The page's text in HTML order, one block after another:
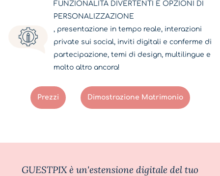
FUNZIONALITÀ DIVERTENTI E OPZIONI DI
PERSONALIZZAZIONE
, presentazione in tempo reale, interazioni
private sui social, inviti digitali e conferme di
partecipazione, temi di design, multilingue e
molto altro ancora!
Prezzi Dimostrazione Matrimonio
GUESTPIX è un'estensione digitale del tuo